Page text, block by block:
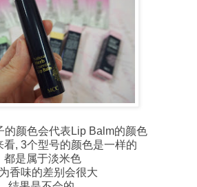
的颜色会代表Lip Balm的颜色
看, 3个型号的颜色是一样的
都是属于淡米色
香味的差别会很大